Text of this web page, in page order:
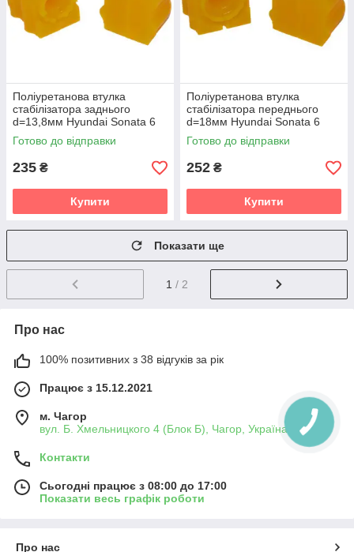
Поліуретанова втулка
стабілізатора заднього
d=13,8мм Hyundai Sonata 6
gen. (YF) Седан (2010-2014)
v19
Готово до відправки
235 ₴
Купити
Поліуретанова втулка
стабілізатора переднього
d=18мм Hyundai Sonata 6
gen. (YF) Седан (2010-2014)
v19
Готово до відправки
252 ₴
Купити
Показати ще
1 / 2
Про нас
100% позитивних з 38 відгуків за рік
Працює з 15.12.2021
м. Чагор
вул. Б. Хмельницкого 4 (Блок Б), Чагор, Україна
Контакти
Сьогодні працює з 08:00 до 17:00
Показати весь графік роботи
Про нас